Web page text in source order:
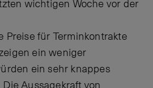
wichtigen Woche vor der
Preise für Terminkontrakte
ein weniger
ein sehr knappes